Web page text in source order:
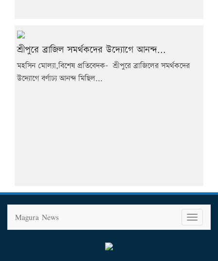
শ্রীপুরে ব্রাজিল সমর্থকদের উদ্যোগে আনন্দ...
মহসিন মোল্যা,বিশেষ প্রতিবেদক- শ্রীপুরে ব্রাজিলের সমর্থকদের
উদ্যোগে বর্ণাঢ্য আনন্দ মিছিল...
T
o
g
g
l
Magura News